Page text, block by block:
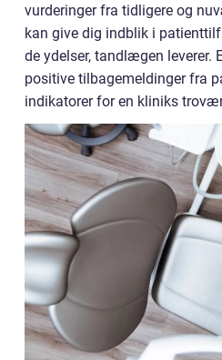
vurderinger fra tidligere og
kan give dig indblik i
de ydelser, tandlægen leverer.
positive tilbagemeldinger fra
indikatorer for en kliniks